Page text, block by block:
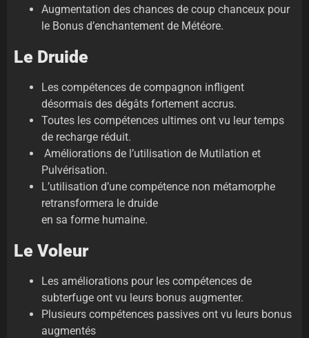
Augmentation des chances de coup chanceux pour
le Bonus d’enchantement de Météore.
Le Druide
Les compétences de compagnon infligent
désormais des dégâts fortement accrus.
Toutes les compétences ultimes ont vu leur temps
de recharge réduit.
Améliorations de l’utilisation de Mutilation et
Pulvérisation.
L’utilisation d’une compétence non métamorphe
retransformera le druide
en sa forme humaine.
Le Voleur
Les améliorations pour les compétences de
subterfuge ont vu leurs bonus augmenter.
Plusieurs compétences passives ont vu leurs bonus
augmentés